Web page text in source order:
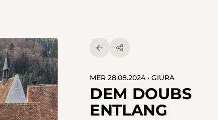
MER 28.08.2024 • GIURA
DEM DOUBS
ENTLANG